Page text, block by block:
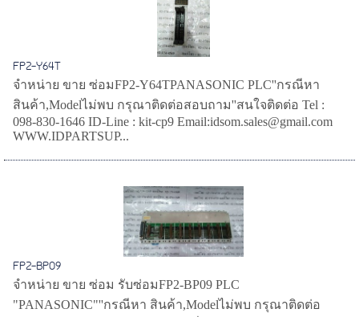
FP2-Y64T
จำหน่าย ขาย ซ่อมFP2-Y64TPANASONIC PLC''กรณีหา
สินค้า,Modelไม่พบ กรุณาติดต่อสอบถาม''สนใจติดต่อ Tel :
098-830-1646 ID-Line : kit-cp9 Email:idsom.sales@gmail.com
WWW.IDPARTSUP...
FP2-BP09
จำหน่าย ขาย ซ่อม รับซ่อมFP2-BP09 PLC
"PANASONIC"''กรณีหา สินค้า,Modelไม่พบ กรุณาติดต่อ